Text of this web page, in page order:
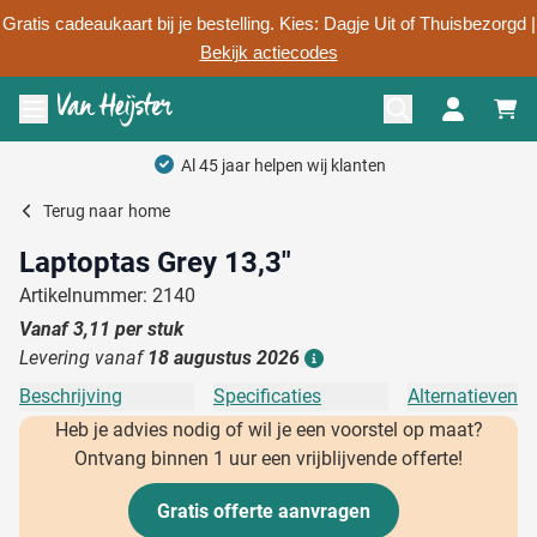
Gratis cadeaukaart bij je bestelling. Kies: Dagje Uit of Thuisbezorgd |
Bekijk actiecodes
Ga naar de inhoud
Menu openen
Al 45 jaar helpen wij klanten
Terug naar home
Laptoptas Grey 13,3"
Artikelnummer: 2140
Vanaf3,11 per stuk
Levering vanaf 18 augustus 2026
Beschrijving Specificaties
Alternatieven
Heb je advies nodig of wil je een voorstel op maat?
Ontvang binnen 1 uur een vrijblijvende offerte!
Gratis offerte aanvragen